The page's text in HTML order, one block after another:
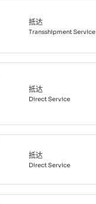
抵达
TransshipmentService
抵达
DirectService
抵达
DirectService